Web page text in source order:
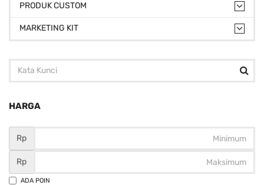
PRODUK CUSTOM
MARKETING KIT
HARGA
Rp
Rp
ADA POIN